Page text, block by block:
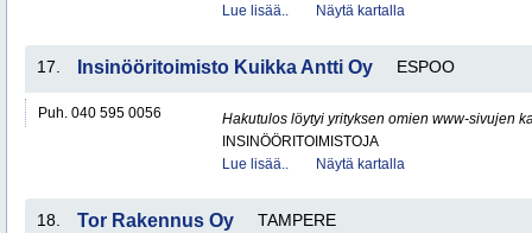
Lue lisää.. Näytä kartalla
17. Insinööritoimisto Kuikka Antti Oy ESPOO
Puh. 040 595 0056
Hakutulos löytyi yrityksen omien www-sivujen
INSINÖÖRITOIMISTOJA
Lue lisää..
Näytä kartalla
18. Tor Rakennus Oy TAMPERE